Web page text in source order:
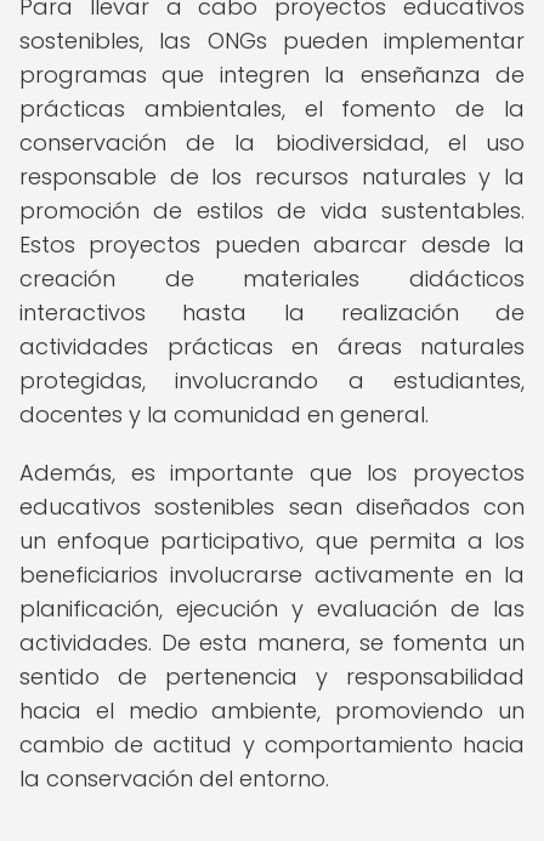
Para llevar a cabo proyectos educativos
sostenibles, las ONGs pueden implementar
programas que integren la enseñanza de
prácticas ambientales, el fomento de la
conservación de la biodiversidad, el uso
responsable de los recursos naturales y la
promoción de estilos de vida sustentables.
Estos proyectos pueden abarcar desde la
creación de materiales didácticos
interactivos hasta la realización de
actividades prácticas en áreas naturales
protegidas, involucrando a estudiantes,
docentes y la comunidad en general.
Además, es importante que los proyectos
educativos sostenibles sean diseñados con
un enfoque participativo, que permita a los
beneficiarios involucrarse activamente en la
planificación, ejecución y evaluación de las
actividades. De esta manera, se fomenta un
sentido de pertenencia y responsabilidad
hacia el medio ambiente, promoviendo un
cambio de actitud y comportamiento hacia
la conservación del entorno.